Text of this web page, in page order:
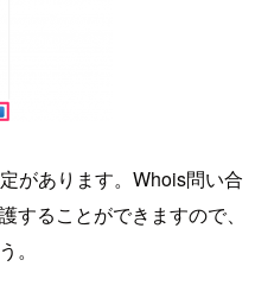
があります。Whois問い合
することができますので、
。